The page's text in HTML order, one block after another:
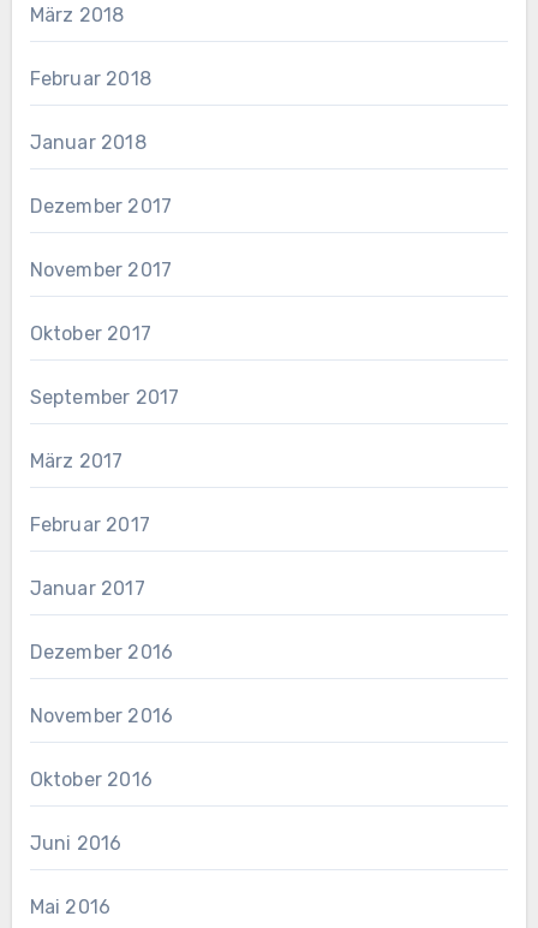
März 2018
Februar 2018
Januar 2018
Dezember 2017
November 2017
Oktober 2017
September 2017
März 2017
Februar 2017
Januar 2017
Dezember 2016
November 2016
Oktober 2016
Juni 2016
Mai 2016